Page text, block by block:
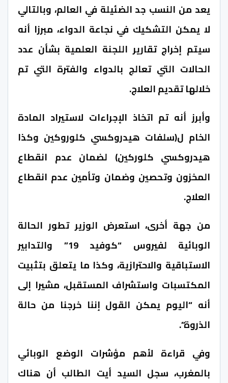
يعد من النسب جد الضئيلة في العالم، وبالتالي
لا يمكن التشكيك في نجاعة الدواء، مبرزا أنه
سيتم إخراج تقارير اللجنة العلمية بشأن عدد
الحالات التي تعالج بالدواء والفترة التي تم
خلالها تقديم العلاج.
وأبرز أنه تم اتخاذ الإجراءات لاستيراد المادة
الخام ل(سلفات هيدروكسي كلوروكين وكذا
هيدروكسي كلوركين) لضمان عدم انقطاع
المخزون وتحصين وضمان وتأمين عدم انقطاع
العلاج.
من جهة أخرى، استعرض الوزير تطور الحالة
الوبائية لفيروس “كوفيد 19” والتدابير
الاستباقية والاحترازية، وكذا ما يتعلق بتثبيت
المكتسبات واستشراف المستقبل، مشيرا إلى
أنه “اليوم يمكن القول إننا خرجنا من حالة
الذروة”.
وفي قراءة لأهم مؤشرات الوضع الوبائي
بالمغرب، سجل السيد أيت الطالب أن هناك